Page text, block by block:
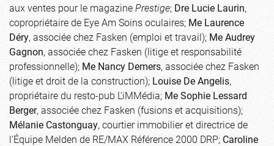
aux ventes pour le magazinePrestige;Dre Lucie Laurin,
copropriétaire de Eye Am Soins oculaires;Me Laurence
Déry, associée chez Fasken (emploi et travail);Me Audrey
Gagnon, associée chez Fasken (litige et responsabilité
professionnelle);Me Nancy Demers, associée chez Fasken
(litige et droit de la construction);Louise De Angelis,
propriétaire du resto-pub L’iMMédia; Me Sophie Lessard
Berger, associée chez Fasken (fusions et acquisitions);
Mélanie Castonguay, courtier immobilier et directrice de
l’Équipe Melden de RE/MAX Référence 2000 DRP;Caroline